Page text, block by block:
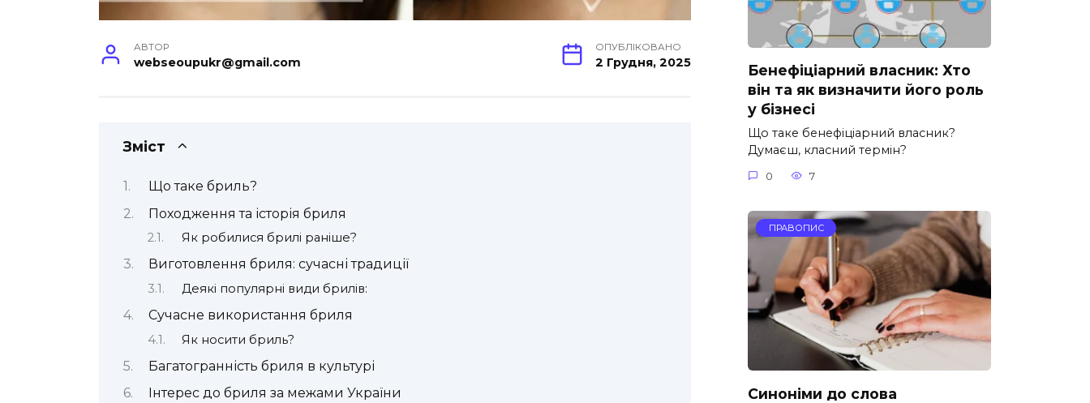
АВТОР
webseoupukr@gmail.com
ОПУБЛІКОВАНО
2 Грудня, 2025
Зміст
Що таке бриль?
Походження та історія бриля
Як робилися брилі раніше?
Виготовлення бриля: сучасні традиції
Деякі популярні види брилів:
Сучасне використання бриля
Як носити бриль?
Багатогранність бриля в культурі
Інтерес до бриля за межами України
Бенефіціарний власник: Хто
він та як визначити його роль
у бізнесі
Що таке бенефіціарний власник?
Думаєш, класний термін?
0 7
ПРАВОПИС
Синоніми до слова